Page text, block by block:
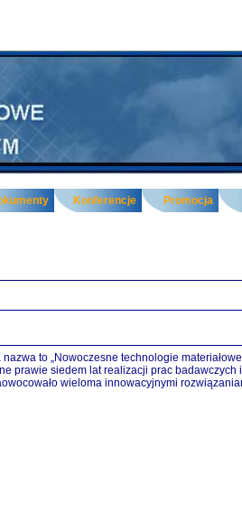
Konferencje Promocja
to „Nowoczesne technologie materiałowe
prawie siedem lat realizacji prac badawczych i
wieloma innowacyjnymi